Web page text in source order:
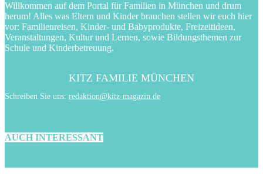
Willkommen auf dem Portal für Familien in München und drum
herum! Alles was Eltern und Kinder brauchen stellen wir euch hier
vor: Familienreisen, Kinder- und Babyprodukte, Freizeitideen,
Veranstaltungen, Kultur und Lernen, sowie Bildungsthemen zur
Schule und Kinderbetreuung.
KITZ FAMILIE MÜNCHEN
Schreiben Sie uns: redaktion@kitz-magazin.de
AUCH INTERESSANT